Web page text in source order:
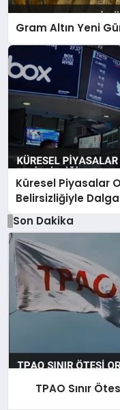
Gram Altın Yeni
Küresel Piyasalar
Belirsizliğiyle
Son Dakika
TPAO Sınır